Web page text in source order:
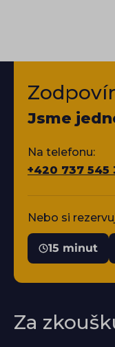
Jsme
Na telefonu:
+420 737 545
Nebo si
15 minut
Za